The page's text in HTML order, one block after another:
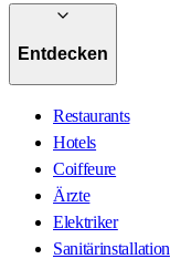
Entdecken
Restaurants
Hotels
Coiffeure
Ärzte
Elektriker
Sanitärinstallation